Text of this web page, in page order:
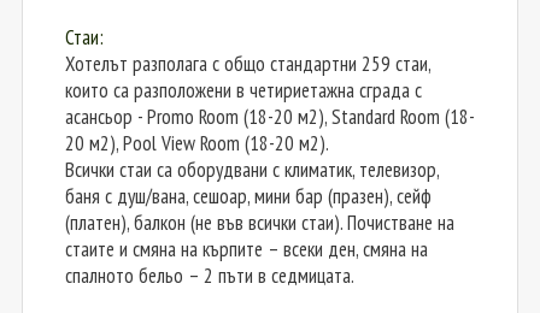
Стаи:
Хотелът разполага с общо стандартни 259 стаи,
които са разположени в четириетажна сграда с
асансьор - Promo Room (18-20 м2), Standard Room (18-
20 м2), Pool View Room (18-20 м2).
Всички стаи са оборудвани с климатик, телевизор,
баня с душ/вана, сешоар, мини бар (празен), сейф
(платен), балкон (не във всички стаи). Почистване на
стаите и смяна на кърпите – всеки ден, смяна на
спалното бельо – 2 пъти в седмицата.